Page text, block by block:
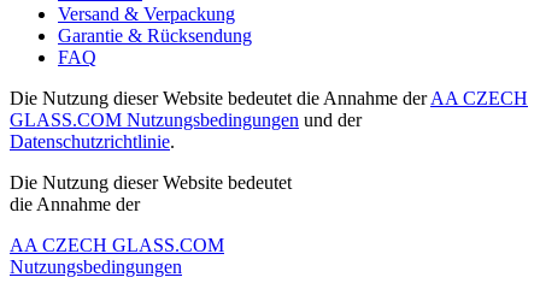
Versand & Verpackung
Garantie & Rücksendung
FAQ
Die Nutzung dieser Website bedeutet die Annahme derAA CZECH
GLASS.COM Nutzungsbedingungen und der
Datenschutzrichtlinie.
Die Nutzung dieser Website bedeutet
die Annahme der
AA CZECH GLASS.COM
Nutzungsbedingungen